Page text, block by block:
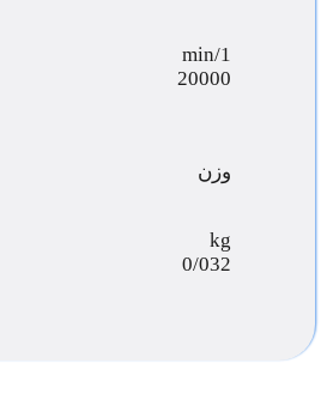
min/1
20000
وزن
kg
0/032